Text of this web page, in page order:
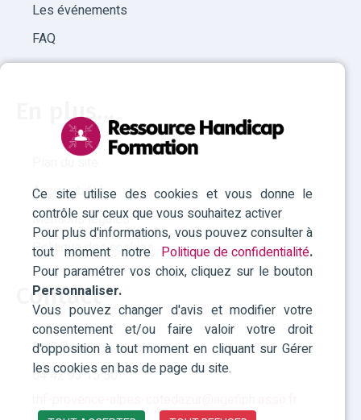
Ce site utilise des cookies et vous donne le
contrôle sur ceux que vous souhaitez activer
Pour plus d'informations, vous pouvez consulter à
tout moment notre Politique de confidentialité.
Pour paramétrer vos choix, cliquez sur le bouton
Personnaliser.
Vous pouvez changer d'avis et modifier votre
consentement et/ou faire valoir votre droit
d'opposition à tout moment en cliquant sur Gérer
les cookies en bas de page du site.
Les événements
FAQ
En plus...
Plan du site
Accessibilité
Mentions légales
Politique des cookies
Contact
RHF Paca
04 42 93 15 50